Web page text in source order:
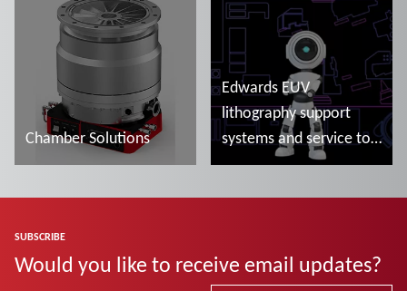
Chamber Solutions
Edwards EUV
lithography support
systems and service to
optimise machine
SUBSCRIBE
Would you like to receive email updates?